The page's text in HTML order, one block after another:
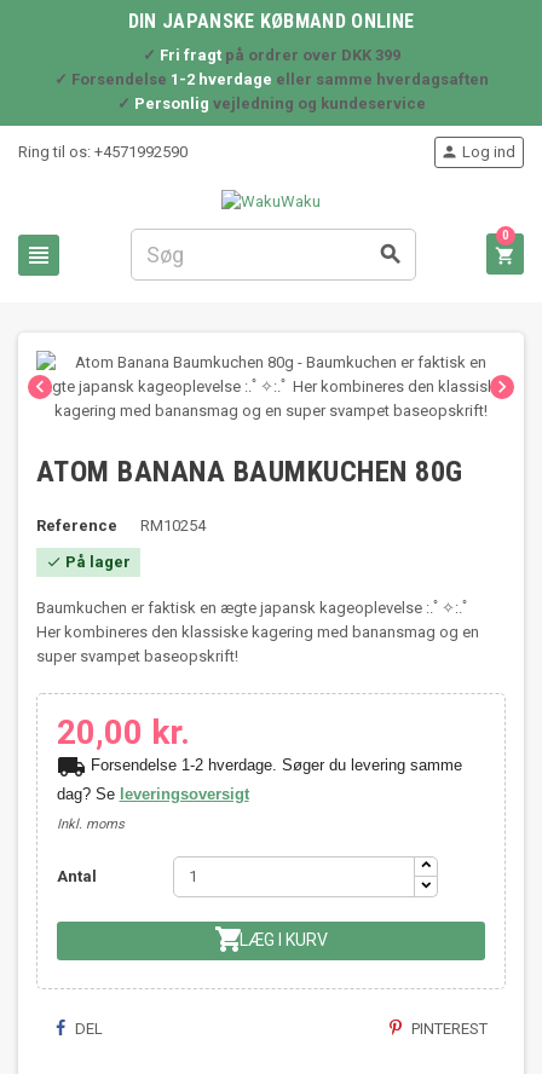
DIN JAPANSKE KØBMAND ONLINE
✓ Fri fragtpå ordrer over DKK 399
✓ Forsendelse 1-2 hverdage eller samme hverdagsaften
✓ Personlig vejledning og kundeservice
Ring til os: +4571992590
 
 Log ind

0
 
ATOM BANANA BAUMKUCHEN 80G
Reference RM10254
 På lager
Baumkuchen er faktisk en ægte japansk kageoplevelse :.ﾟ✧:.ﾟ
Her kombineres den klassiske kagering med banansmag og en
super svampet baseopskrift!
20,00 kr.
local_shippingForsendelse 1-2 hverdage. Søger du levering samme
dag? Se leveringsoversigt
Inkl. moms
Antal
LÆG I KURV
DEL PINTEREST